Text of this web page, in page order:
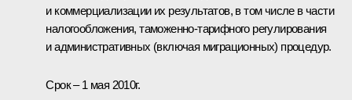
и коммерциализации их результатов, в том числе в части
налогообложения, таможенно-тарифного регулирования
и административных (включая миграционных) процедур.
Срок – 1 мая 2010г.